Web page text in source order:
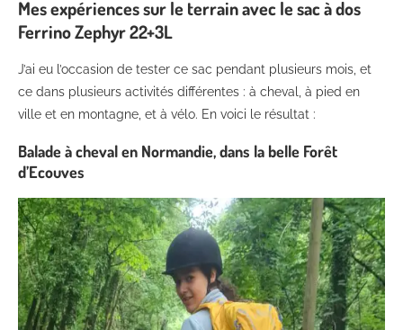
Mes expériences sur le terrain avec le sac à dos
Ferrino Zephyr 22+3L
J’ai eu l’occasion de tester ce sac pendant plusieurs mois, et
ce dans plusieurs activités différentes : à cheval, à pied en
ville et en montagne, et à vélo. En voici le résultat :
Balade à cheval en Normandie, dans la belle Forêt
d’Ecouves